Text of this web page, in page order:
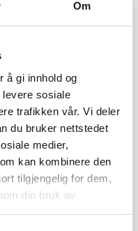
Om
å gi innhold og
sosiale
trafikken vår. Vi deler
du bruker nettstedet
medier,
kan kombinere den
tilgjengelig for dem,
din bruk av
av et teppes
tepper kan gå i
teppe i god stand
støvsuging,
rens bidrar
rengjøringsmetoder,
benyttes fortsatt i